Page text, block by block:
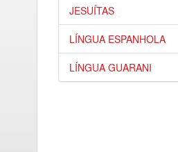
JESUÍTAS
LÍNGUA ESPANHOLA
LÍNGUA GUARANI